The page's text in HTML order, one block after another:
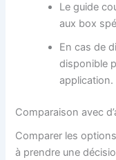
Le guide
aux box
En cas de
disponible
application.
Comparaison avec
Comparer les
à prendre une